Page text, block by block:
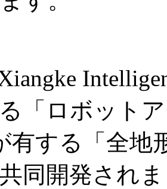
「ロボット
有する「全
同開発され